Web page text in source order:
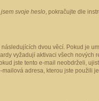
svoje heslo, pokračujte dle
dvou věcí. Pokud je
vyžadují aktivaci všech
jste tento e-mail neobdrželi,
adresa, kterou jste použili